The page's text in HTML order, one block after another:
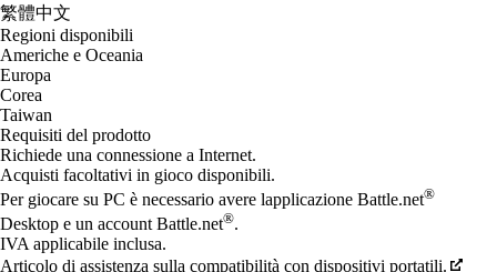
繁體中文
Regioni disponibili
Americhe e Oceania
Europa
Corea
Taiwan
Requisiti del prodotto
Richiede una connessione a Internet.
Acquisti facoltativi in gioco disponibili.
Per giocare su PC è necessario avere lapplicazione Battle.net®
Desktop e un account Battle.net®.
IVA applicabile inclusa.
Articolo di assistenza sulla compatibilità con dispositivi portatili.